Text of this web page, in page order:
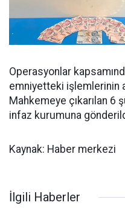
Operasyonlar
emniyetteki işlemlerinin
Mahkemeye çıkarılan
infaz kurumuna
Kaynak: Haber merkezi
İlgili Haberler